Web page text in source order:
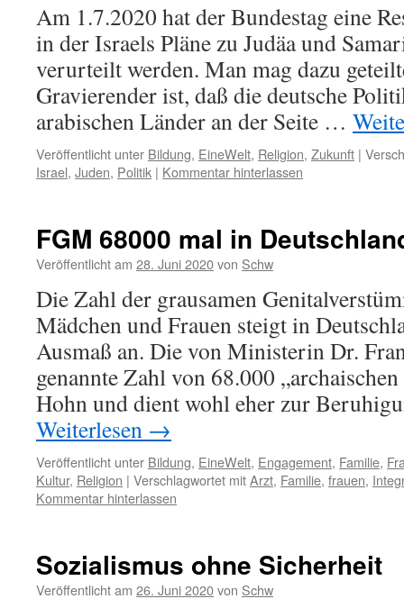
Am 1.7.2020 hat der Bundestag eine
in der Israels Pläne zu Judäa und
verurteilt werden. Man mag dazu
Gravierender ist, daß die deutsche
arabischen Länder an der Seite …
Veröffentlicht unter Bildung, EineWelt, Religion, Zukunft |
Israel, Juden, Politik | Kommentar hinterlassen
FGM 68000 mal in
Veröffentlicht am 28. Juni 2020von Schw
Die Zahl der grausamen
Mädchen und Frauen steigt in
Ausmaß an. Die von Ministerin Dr.
genannte Zahl von 68.000
Hohn und dient wohl eher zur
Weiterlesen →
Veröffentlicht unter Bildung, EineWelt, Engagement, Familie,
Kultur, Religion | Verschlagwortet mitArzt, Familie, frauen,
Kommentar hinterlassen
Sozialismus ohne Sicherheit
Veröffentlicht am 26. Juni 2020von Schw